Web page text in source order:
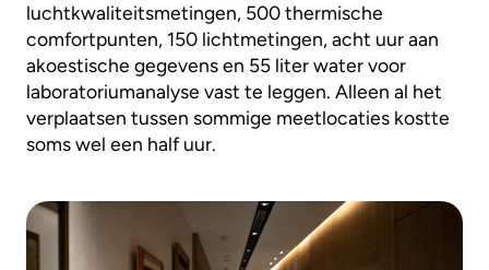
luchtkwaliteitsmetingen, 500 thermische
comfortpunten, 150 lichtmetingen, acht uur aan
akoestische gegevens en 55 liter water voor
laboratoriumanalyse vast te leggen. Alleen al het
verplaatsen tussen sommige meetlocaties kostte
soms wel een half uur.